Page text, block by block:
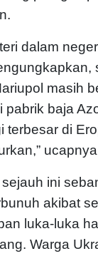
dalam
masih
pabrik baja
terbesar di
ini
akibat
luka-luka
Warga